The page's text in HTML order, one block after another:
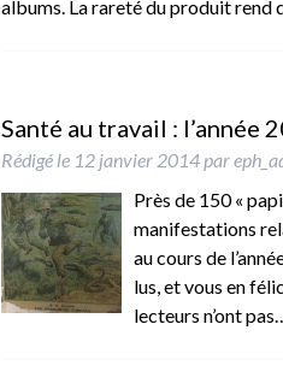
albums. La rareté du produit rend
Santé au travail : l’année
Rédigé le 12 janvier 2014 par
Près de 150 «
manifestations
au cours de
lus, et vous en
lecteurs n’ont